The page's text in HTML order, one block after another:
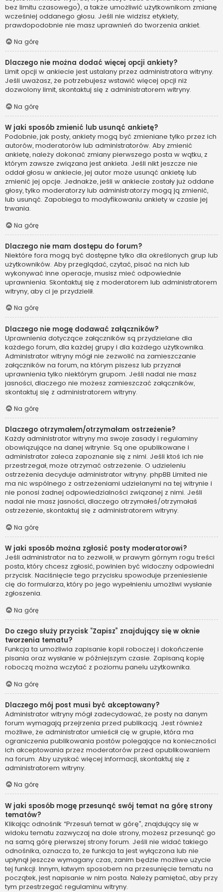
bez limitu czasowego), a także umożliwić użytkownikom zmianę
wcześniej oddanego głosu. Jeśli nie widzisz etykiety,
prawdopodobnie nie masz uprawnień do tworzenia ankiet.
Na górę
Dlaczego nie można dodać więcej opcji ankiety?
Limit opcji w ankiecie jest ustalany przez administratora witryny.
Jeśli uważasz, że potrzebujesz wstawić więcej opcji niż
dozwolony limit, skontaktuj się z administratorem witryny.
Na górę
W jaki sposób zmienić lub usunąć ankietę?
Podobnie, jak posty, ankiety mogą być zmieniane tylko przez ich
autorów, moderatorów lub administratorów. Aby zmienić
ankietę, należy dokonać zmiany pierwszego posta w wątku, z
którym zawsze związana jest ankieta. Jeśli nikt jeszcze nie
oddał głosu w ankiecie, jej autor może usunąć ankietę lub
zmienić jej opcje. Jednakże, jeśli w ankiecie zostały już oddane
głosy, tylko moderatorzy lub administratorzy mogą ją zmienić,
lub usunąć. Zapobiega to modyfikowaniu ankiety w czasie jej
trwania.
Na górę
Dlaczego nie mam dostępu do forum?
Niektóre fora mogą być dostępne tylko dla określonych grup lub
użytkowników. Aby przeglądać, czytać, pisać na nich lub
wykonywać inne operacje, musisz mieć odpowiednie
uprawnienia. Skontaktuj się z moderatorem lub administratorem
witryny, aby ci je przydzielił.
Na górę
Dlaczego nie mogę dodawać załączników?
Uprawnienia dotyczące załączników są przydzielane dla
każdego forum, dla każdej grupy i dla każdego użytkownika.
Administrator witryny mógł nie zezwolić na zamieszczanie
załączników na forum, na którym piszesz lub przyznał
uprawnienia tylko niektórym grupom. Jeśli nadal nie masz
jasności, dlaczego nie możesz zamieszczać załączników,
skontaktuj się z administratorem witryny.
Na górę
Dlaczego otrzymałem/otrzymałam ostrzeżenie?
Każdy administrator witryny ma swoje zasady i regulaminy
obowiązujące na danej witrynie. Są one opublikowane i
administrator zaleca zapoznanie się z nimi. Jeśli ktoś ich nie
przestrzegał, może otrzymać ostrzeżenie. O udzieleniu
ostrzeżenia decyduje administrator witryny. phpBB Limited nie
ma nic wspólnego z ostrzeżeniami udzielanymi na tej witrynie i
nie ponosi żadnej odpowiedzialności związanej z nimi. Jeśli
nadal nie masz jasności, dlaczego otrzymałeś/otrzymałaś
ostrzeżenie, skontaktuj się z administratorem witryny.
Na górę
W jaki sposób można zgłosić posty moderatorowi?
Jeśli administrator na to zezwolił, w prawym górnym rogu treści
posta, który chcesz zgłosić, powinien być widoczny odpowiedni
przycisk. Naciśnięcie tego przycisku spowoduje przeniesienie
cię do formularza, który po jego wypełnieniu umożliwi wysłanie
zgłoszenia.
Na górę
Do czego służy przycisk “Zapisz” znajdujący się w oknie
tworzenia tematu?
Funkcja ta umożliwia zapisanie kopii roboczej i dokończenie
pisania oraz wysłanie w późniejszym czasie. Zapisaną kopię
roboczą można wczytać z poziomu panelu użytkownika.
Na górę
Dlaczego mój post musi być akceptowany?
Administrator witryny mógł zadecydować, że posty na danym
forum wymagają przejrzenia przed publikacją. Jest również
możliwe, że administrator umieścił cię w grupie, która ma
ograniczenia publikowania postów polegające na konieczności
ich akceptowania przez moderatorów przed opublikowaniem
na forum. Aby uzyskać więcej informacji, skontaktuj się z
administratorem witryny.
Na górę
W jaki sposób mogę przesunąć swój temat na górę strony
tematów?
Klikając odnośnik “Przesuń temat w górę”, znajdujący się w
widoku tematu zazwyczaj na dole strony, możesz przesunąć go
na samą górę pierwszej strony forum. Jeśli nie widać takiego
odnośnika, oznacza to, że funkcja ta jest wyłączona lub nie
upłynął jeszcze wymagany czas, zanim będzie możliwe użycie
tej funkcji. Innym, łatwym sposobem na przesunięcie tematu na
początek, jest napisanie w nim posta. Należy pamiętać, aby przy
tym przestrzegać regulaminu witryny.